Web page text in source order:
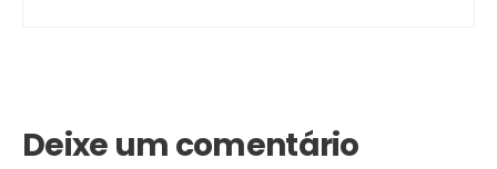
Deixe um comentário